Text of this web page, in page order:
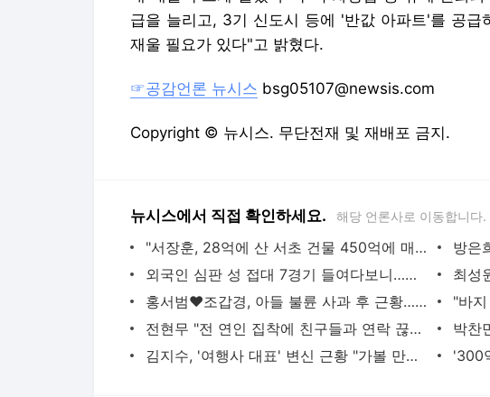
외국인 심판 성 접대 7경기 들여다보니…한국 축구 '5승 2무'
김지수, '여행사 대표' 변신 근황 "가볼 만하니…"